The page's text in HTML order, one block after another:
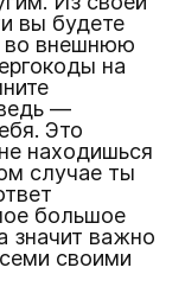
вы будете
во внешнюю
на
—
Это
находишься
случае ты
большое
значит важно
своими